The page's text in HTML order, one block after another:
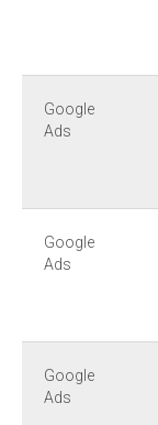
Google
Ads
Google
Ads
Google
Ads